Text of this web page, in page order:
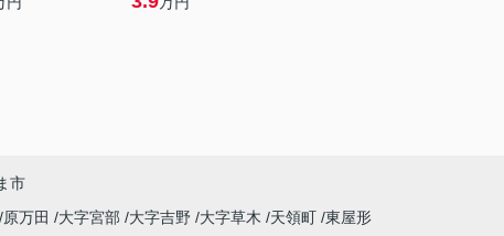
市
原万田 大字宮部 大字吉野 大字草木 天領町 東屋形